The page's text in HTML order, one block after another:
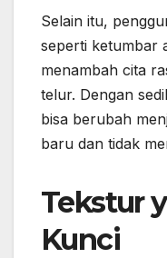
Selain itu,
seperti ketumbar
menambah cita
telur. Dengan
bisa berubah
baru dan tidak
Tekstur
Kunci